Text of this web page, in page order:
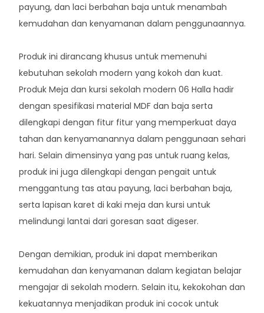
payung, dan laci berbahan baja untuk menambah
kemudahan dan kenyamanan dalam penggunaannya.
Produk ini dirancang khusus untuk memenuhi
kebutuhan sekolah modern yang kokoh dan kuat.
Produk Meja dan kursi sekolah modern 06 Halla hadir
dengan spesifikasi material MDF dan baja serta
dilengkapi dengan fitur fitur yang memperkuat daya
tahan dan kenyamanannya dalam penggunaan sehari
hari. Selain dimensinya yang pas untuk ruang kelas,
produk ini juga dilengkapi dengan pengait untuk
menggantung tas atau payung, laci berbahan baja,
serta lapisan karet di kaki meja dan kursi untuk
melindungi lantai dari goresan saat digeser.
Dengan demikian, produk ini dapat memberikan
kemudahan dan kenyamanan dalam kegiatan belajar
mengajar di sekolah modern. Selain itu, kekokohan dan
kekuatannya menjadikan produk ini cocok untuk